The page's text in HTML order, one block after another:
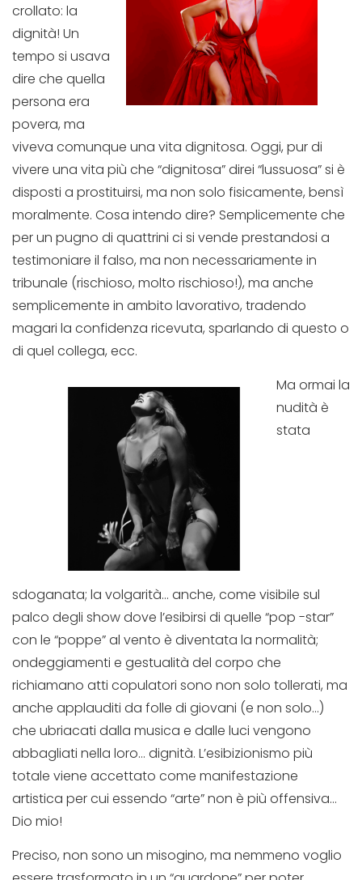
crollato: la
dignità! Un
tempo si usava
dire che quella
persona era
povera, ma
viveva comunque una vita dignitosa. Oggi, pur di
vivere una vita più che “dignitosa” direi “lussuosa” si è
disposti a prostituirsi, ma non solo fisicamente, bensì
moralmente. Cosa intendo dire? Semplicemente che
per un pugno di quattrini ci si vende prestandosi a
testimoniare il falso, ma non necessariamente in
tribunale (rischioso, molto rischioso!), ma anche
semplicemente in ambito lavorativo, tradendo
magari la confidenza ricevuta, sparlando di questo o
di quel collega, ecc.
Ma ormai la
nudità è
stata
sdoganata; la volgarità… anche, come visibile sul
palco degli show dove l’esibirsi di quelle “pop -star”
con le “poppe” al vento è diventata la normalità;
ondeggiamenti e gestualità del corpo che
richiamano atti copulatori sono non solo tollerati, ma
anche applauditi da folle di giovani (e non solo…)
che ubriacati dalla musica e dalle luci vengono
abbagliati nella loro… dignità. L’esibizionismo più
totale viene accettato come manifestazione
artistica per cui essendo “arte” non è più offensiva…
Dio mio!
Preciso, non sono un misogino, ma nemmeno voglio